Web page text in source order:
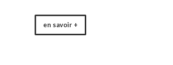
en savoir +